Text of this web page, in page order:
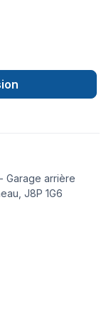
Garage arrière
J8P 1G6